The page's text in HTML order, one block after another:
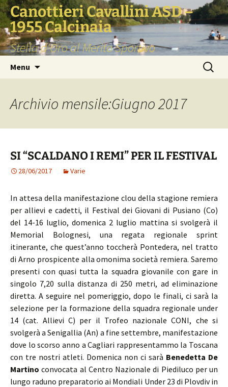
Vai
al
contenuto
Canottieri Cavallini ASD –
1955 Calcinaia
Stella d'Oro al Merito Sportivo
Menu
Ricerca
per:
Archivio mensile:Giugno 2017
SI “SCALDANO I REMI” PER IL FESTIVAL
28/06/2017 Varie
In attesa della manifestazione clou della stagione remiera
per allievi e cadetti, il Festival dei Giovani di Pusiano (Co)
del 14-16 luglio, domenica 2 luglio mattina si svolgerà il
Memorial Bolognesi, una regata regionale sprint
itinerante, che quest’anno toccherà Pontedera, nel tratto
di Arno prospicente alla omonima società remiera. Saremo
presenti con quasi tutta la squadra giovanile con gare in
singolo 7,20 sulla distanza di 250 metri, ad eliminazione
diretta. A seguire nel pomeriggio, dopo le finali, ci sarà la
selezione per la formazione della squadra regionale under
14 (cat. Allievi C) per il Trofeo nazionale CONI, che si
svolgerà a Senigallia (An) a fine settembre, manifestazione
dove lo scorso anno a Cagliari rappresentammo la Toscana
con tre nostri atleti. Domenica non ci sarà Benedetta De
Martino convocata al Centro Nazionale di Piediluco per un
lungo raduno preparatorio ai Mondiali Under 23 di Plovdiv in